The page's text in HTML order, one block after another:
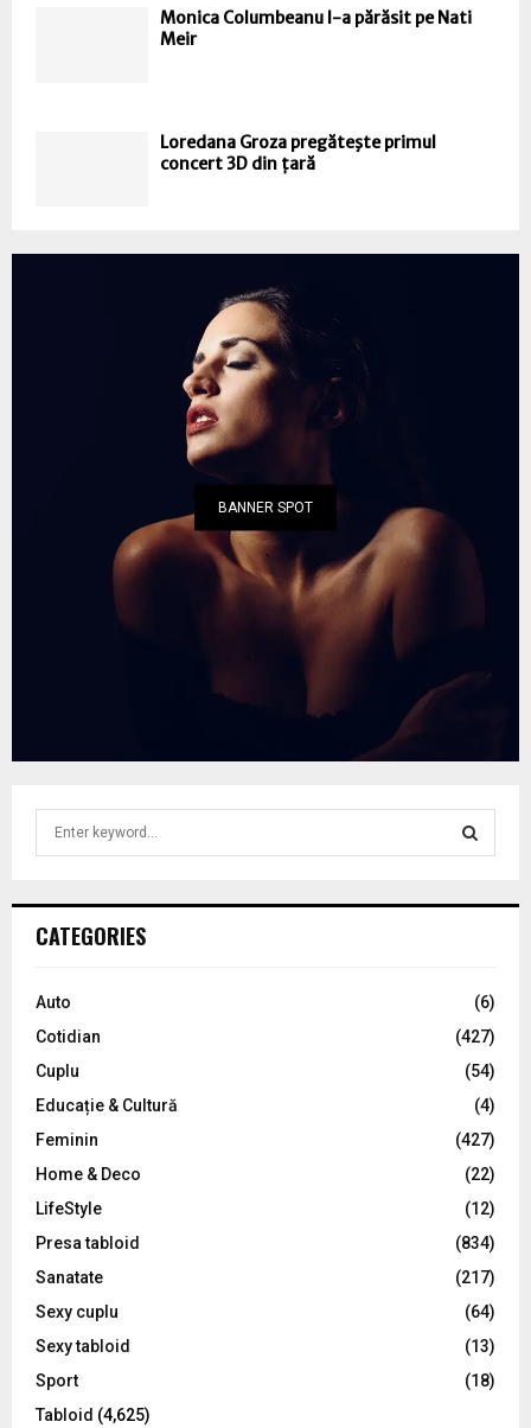
Monica Columbeanu l-a părăsit pe Nati
Meir
Loredana Groza pregăteşte primul
concert 3D din țară
BANNER SPOT
h
o
:
C
CATEGORIES
Auto
(6)
Cotidian
(427)
Cuplu
(54)
Educație & Cultură
(4)
Feminin
(427)
Home & Deco
(22)
LifeStyle
(12)
Presa tabloid
(834)
Sanatate
(217)
Sexy cuplu
(64)
Sexy tabloid
(13)
Sport
(18)
Tabloid (4,625)